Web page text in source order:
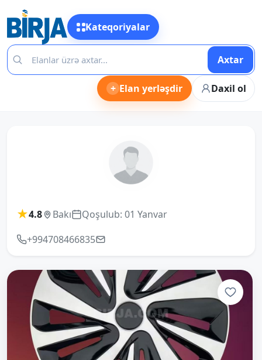
Kateqoriyalar
Axtar
+ Elan yerləşdir Daxil ol
★4.8 Bakı
Qoşulub: 01 Yanvar
+994708466835